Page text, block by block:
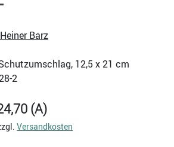
Heiner Barz
12,5 x 21 cm
2
(A)
Versandkosten